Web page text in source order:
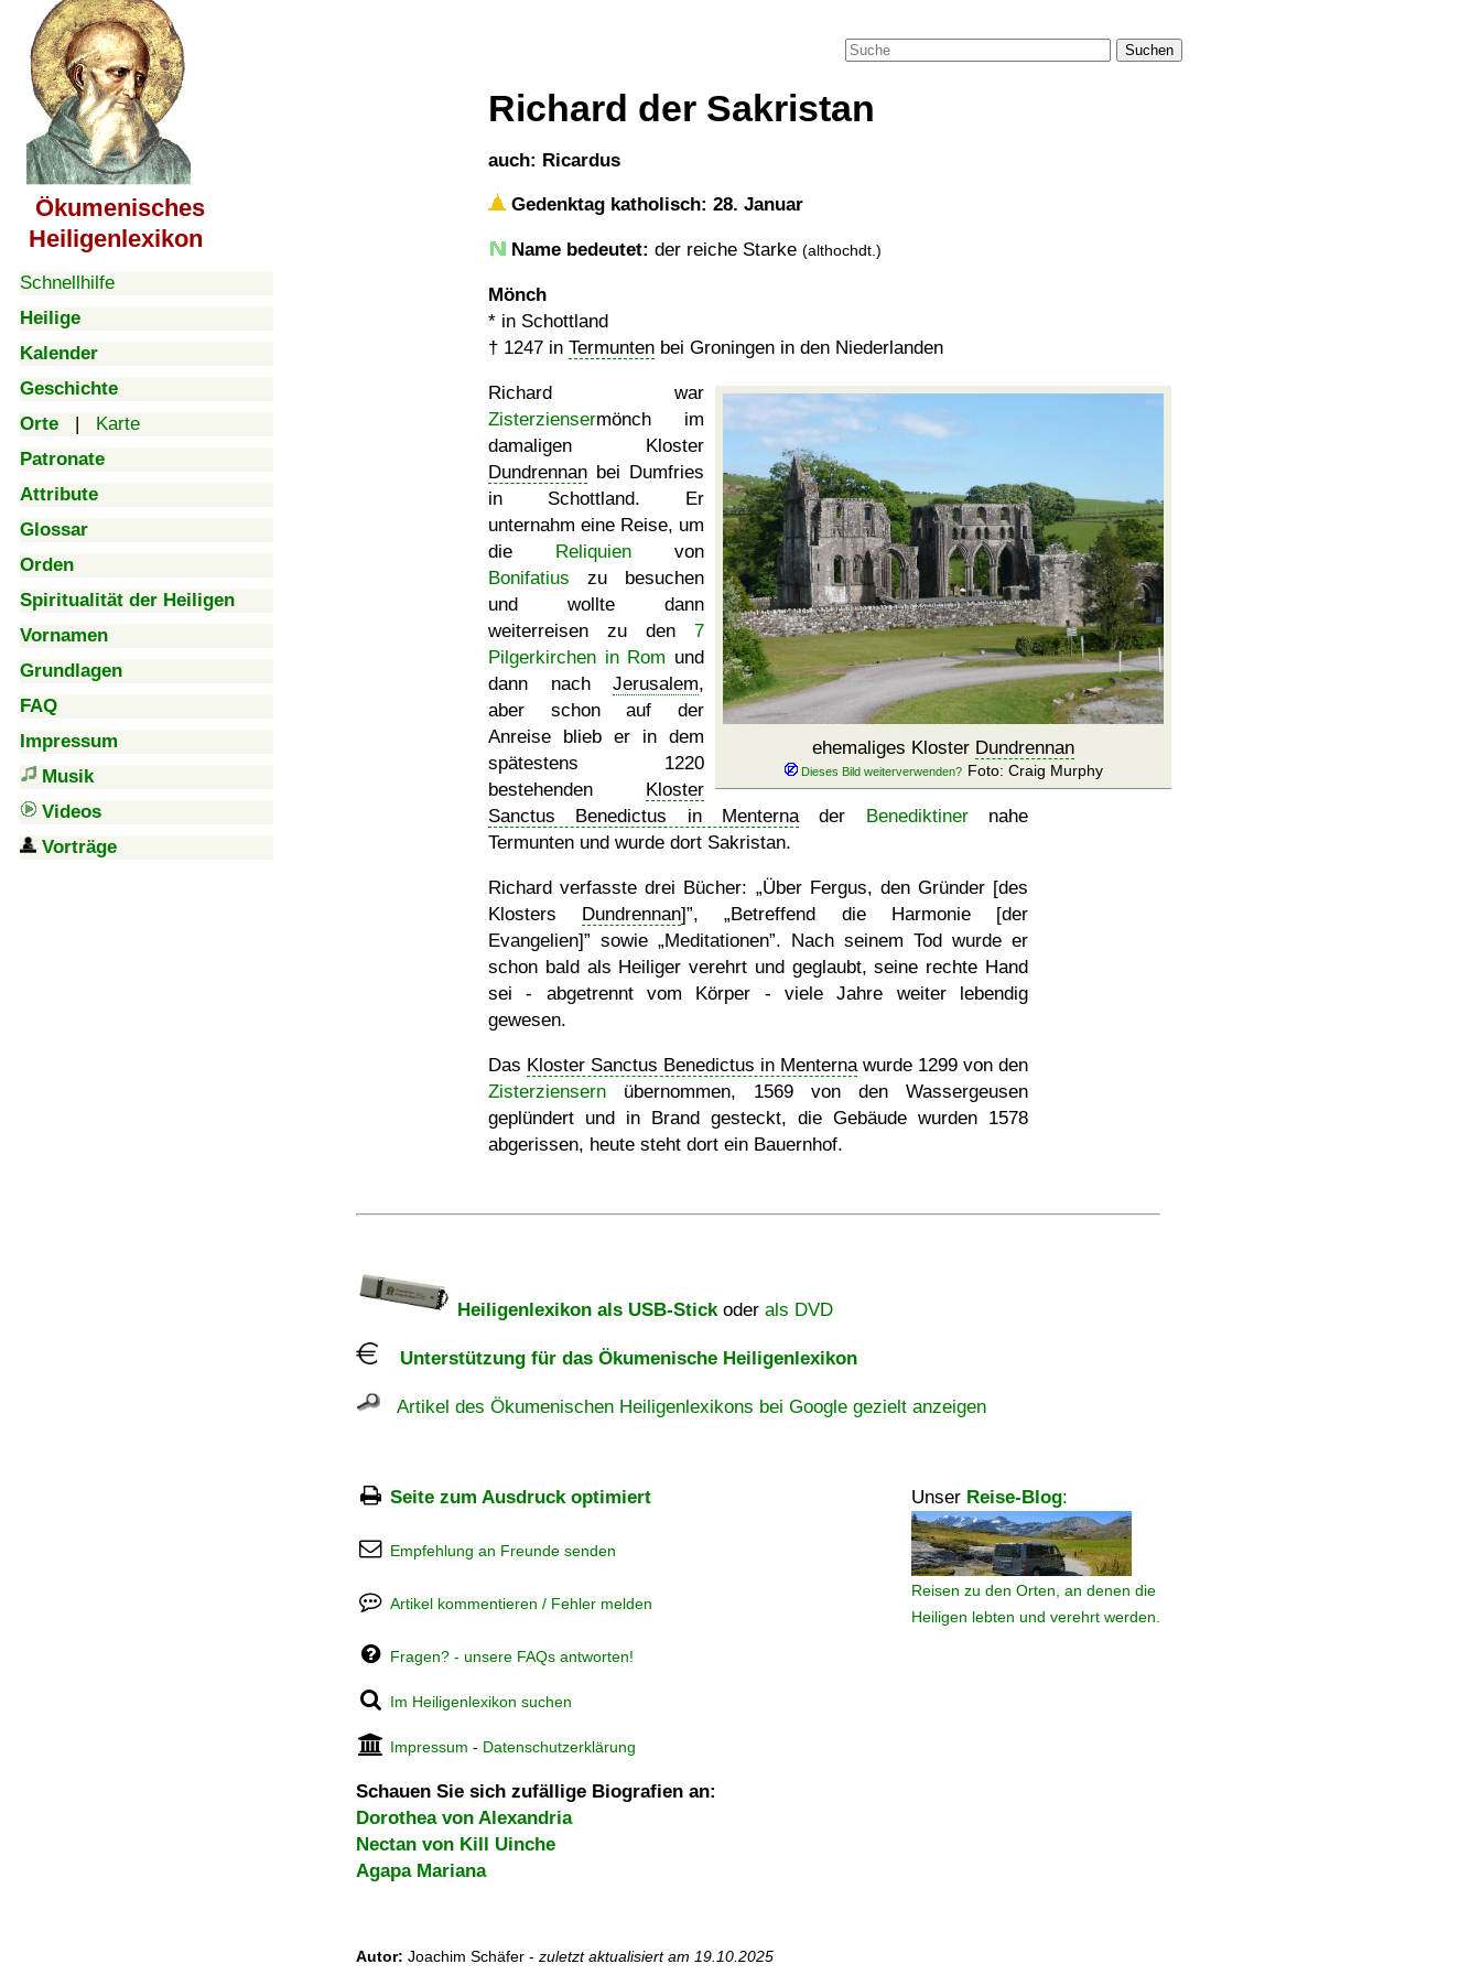
Ökumenisches
Heiligenlexikon
Schnellhilfe
Heilige
Kalender
Geschichte
Orte | Karte
Patronate
Attribute
Glossar
Orden
Spiritualität der Heiligen
Vornamen
Grundlagen
FAQ
Impressum
Musik
Videos
Vorträge
Suchen
Richard der Sakristan
auch: Ricardus
Gedenktag katholisch: 28. Januar
Name bedeutet: der reiche Starke (althochdt.)
Mönch
* in Schottland
† 1247 in Termunten bei Groningen in den Niederlanden
ehemaliges Kloster Dundrennan
Foto: Craig Murphy
Richard war
Zisterziensermönch im
damaligen Kloster
Dundrennan bei Dumfries
in Schottland. Er
unternahm eine Reise, um
die Reliquien von
Bonifatius zu besuchen
und wollte dann
weiterreisen zu den 7
Pilgerkirchen in Rom und
dann nach Jerusalem,
aber schon auf der
Anreise blieb er in dem
spätestens 1220
bestehenden Kloster
Sanctus Benedictus in Menternader Benediktinernahe
Termunten und wurde dort Sakristan.
Richard verfasste drei Bücher:
Über Fergus, den Gründer [des
Klosters Dundrennan] , Betreffend die Harmonie [der
Evangelien]
sowie Meditationen . Nach seinem Tod wurde er
schon bald als Heiliger verehrt und geglaubt, seine rechte Hand
sei - abgetrennt vom Körper - viele Jahre weiter lebendig
gewesen.
Das Kloster Sanctus Benedictus in Menternawurde 1299 von den
Zisterziensern übernommen, 1569 von den Wassergeusen
geplündert und in Brand gesteckt, die Gebäude wurden 1578
abgerissen, heute steht dort ein Bauernhof.
Heiligenlexikon als USB-Stickoder als DVD
Unterstützung für das Ökumenische Heiligenlexikon
Artikel des Ökumenischen Heiligenlexikons bei Google gezielt anzeigen
Seite zum Ausdruck optimiert Unser Reise-Blog:
Reisen zu den Orten, an denen die
Heiligen lebten und verehrt werden.
Empfehlung an Freunde senden
Artikel kommentieren / Fehler melden
Fragen? - unsere FAQs antworten!
Im Heiligenlexikon suchen
Impressum - Datenschutzerklärung
Schauen Sie sich zufällige Biografien an:
Dorothea von Alexandria
Nectan von Kill Uinche
Agapa Mariana
Autor: Joachim Schäfer - zuletzt aktualisiert am 19.10.2025